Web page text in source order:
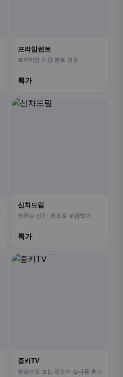
프라임렌트
프리미엄 차량 렌트 전문
특가
신차드림
원하는 신차, 렌트로 부담없이
특가
중카TV
영상으로 보는 렌트카 실사용 후기